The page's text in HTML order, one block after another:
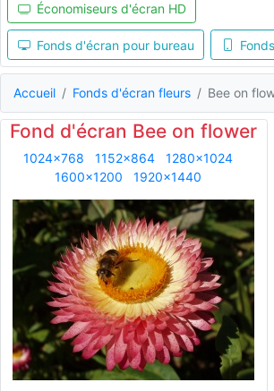
Économiseurs d'écran HD
Fonds d'écran pour bureau
Accueil Fonds d'écran fleurs Bee on
Fond d'écran Bee on flower
1024x768 1152x864
1280x1024
1600x1200
1920x1440